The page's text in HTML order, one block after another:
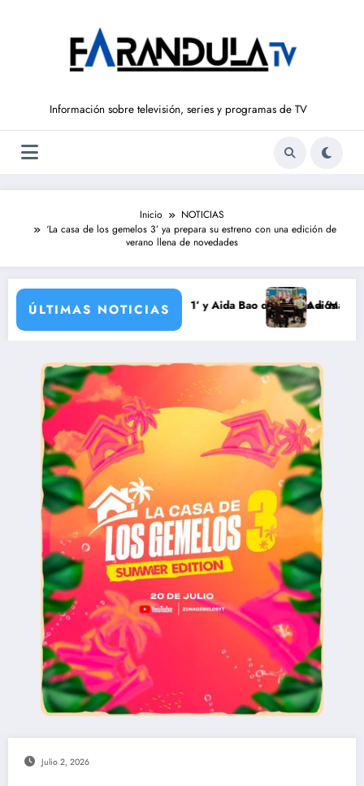
Información sobre televisión, series y programas de TV
Inicio
NOTICIAS
‘La casa de los gemelos 3’ ya prepara su estreno con una edición de
verano llena de novedades
ÚLTIMAS NOTICIAS
a ‘La Hora de La 1’ y Aida Bao da el salto a ‘Mañaneros 360’
Adiós a ‘Cine de barrio’
Julio 2, 2026